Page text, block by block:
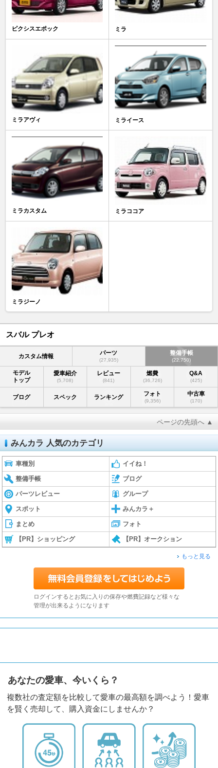
ピクシスエポック ミラ
ミラアヴィ ミライース
ミラカスタム ミラココア
ミラジーノ
スバル プレオ
カスタム情報 パーツ
(27,935)
整備手帳
(22,750)
モデル
トップ
愛車紹介
(5,708)
レビュー
(841)
燃費
(36,726)
Q&A
(425)
ブログ スペック ランキング フォト
(9,356)
中古車
(170)
ページの先頭へ ▲
みんカラ 人気のカテゴリ
車種別 イイね！
整備手帳 ブログ
パーツレビュー グループ
スポット みんカラ＋
まとめ フォト
【PR】ショッピング 【PR】オークション
もっと見る
ログインするとお気に入りの保存や燃費記録など様々な
管理が出来るようになります
あなたの愛車、今いくら？
複数社の査定額を比較して愛車の最高額を調べよう！愛車
を賢く売却して、購入資金にしませんか？